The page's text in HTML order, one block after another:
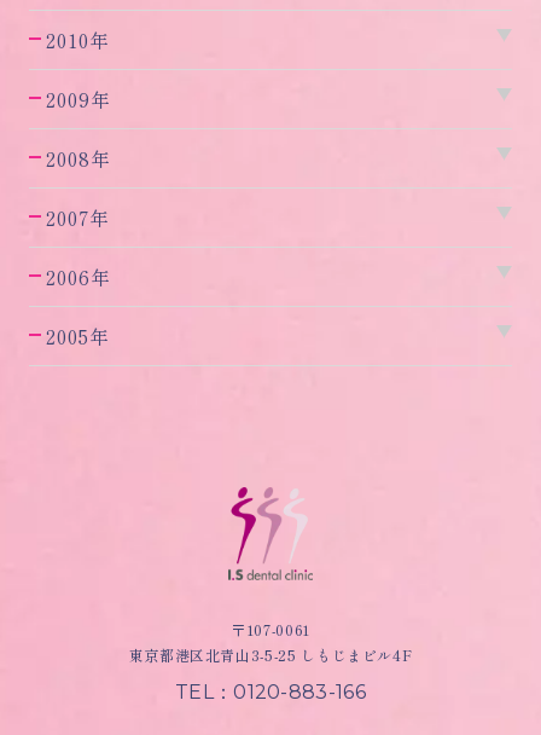
2010年
2009年
2008年
2007年
2006年
2005年
〒107-0061
東京都港区北青山3-5-25 しもじまビル4F
TEL：0120-883-166